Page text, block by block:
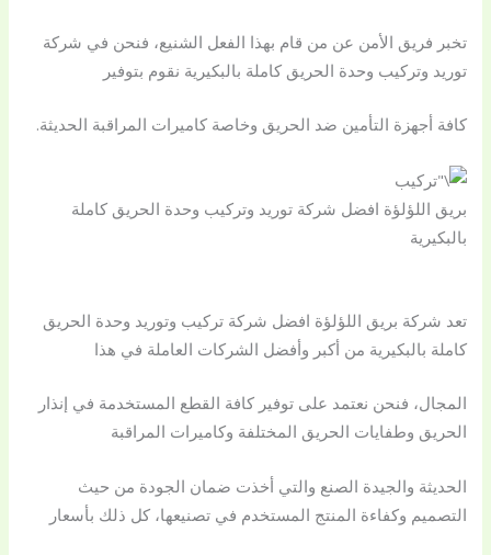
تخبر فريق الأمن عن من قام بهذا الفعل الشنيع، فنحن في شركة
توريد وتركيب وحدة الحريق كاملة بالبكيرية نقوم بتوفير
كافة أجهزة التأمين ضد الحريق وخاصة كاميرات المراقبة الحديثة.
بريق اللؤلؤة افضل شركة توريد وتركيب وحدة الحريق كاملة
بالبكيرية
تعد شركة بريق اللؤلؤة افضل شركة تركيب وتوريد وحدة الحريق
كاملة بالبكيرية من أكبر وأفضل الشركات العاملة في هذا
المجال، فنحن نعتمد على توفير كافة القطع المستخدمة في إنذار
الحريق وطفايات الحريق المختلفة وكاميرات المراقبة
الحديثة والجيدة الصنع والتي أخذت ضمان الجودة من حيث
التصميم وكفاءة المنتج المستخدم في تصنيعها، كل ذلك بأسعار